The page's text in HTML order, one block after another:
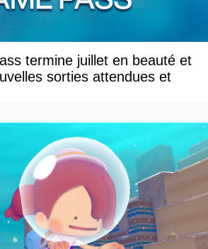
termine juillet en beauté et
sorties attendues et